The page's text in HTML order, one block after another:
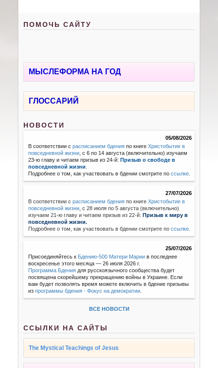
ПОМОЧЬ САЙТУ
МЫСЛЕФОРМА НА ГОД
ГЛОССАРИЙ
НОВОСТИ
05/08/2026
В соответствии срасписанием бдения по книгеХристобытие в
повседневной жизни , с 6 по 14 августа (включительно) изучаем
23-ю главу и читаем призыв из 24-й:Призыв о свободе в
повседневной жизни
Подробнее о том, как участвовать в бдении смотрите поссылке
27/07/2026
В соответствии с расписанием бдения по книгеХристобытие в
повседневной жизни с 28 июля по 5 августа (включительно)
изучаем 21-ю главу и читаем призыв из 22-й:Призыв к миру в
повседневной жизни.
Подробнее о том, как участвовать в бдении смотрите поссылке
25/07/2026
Присоединяйтесь к Бдению-500 Матери Марии в последнее
воскресенье этого месяца — 26 июля 2026 г.
Программа Бдения для русскоязычного сообщества будет
посвящена скорейшему прекращению войны в Украине. Если
вам будет позволять время можете включить в бдение призывы
изпрограммы бдения - Фокус на демократии
ВСЕ НОВОСТИ
ССЫЛКИ НА САЙТЫ
The Mystical Teachings of Jesus